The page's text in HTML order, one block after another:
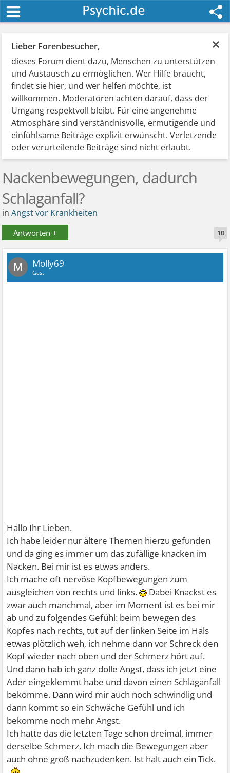
×
Lieber Forenbesucher,
dieses Forum dient dazu, Menschen zu unterstützen
und Austausch zu ermöglichen. Wer Hilfe braucht,
findet sie hier, und wer helfen möchte, ist
willkommen. Moderatoren achten darauf, dass der
Umgang respektvoll bleibt. Für eine angenehme
Atmosphäre sind verständnisvolle, ermutigende und
einfühlsame Beiträge explizit erwünscht. Verletzende
oder verurteilende Beiträge sind nicht erlaubt.
Nackenbewegungen, dadurch
Schlaganfall?
inAngst vor Krankheiten
Antworten + 10
M Molly69
Gast
Hallo Ihr Lieben.
Ich habe leider nur ältere Themen hierzu gefunden
und da ging es immer um das zufällige knacken im
Nacken. Bei mir ist es etwas anders.
Ich mache oft nervöse Kopfbewegungen zum
ausgleichen von rechts und links.
Dabei Knackst es
zwar auch manchmal, aber im Moment ist es bei mir
ab und zu folgendes Gefühl: beim bewegen des
Kopfes nach rechts, tut auf der linken Seite im Hals
etwas plötzlich weh, ich nehme dann vor Schreck den
Kopf wieder nach oben und der Schmerz hört auf.
Und dann hab ich ganz dolle Angst, dass ich jetzt eine
Ader eingeklemmt habe und davon einen Schlaganfall
bekomme. Dann wird mir auch noch schwindlig und
dann kommt so ein Schwäche Gefühl und ich
bekomme noch mehr Angst.
Ich hatte das die letzten Tage schon dreimal, immer
derselbe Schmerz. Ich mach die Bewegungen aber
auch ohne groß nachzudenken. Ist halt auch ein Tick.